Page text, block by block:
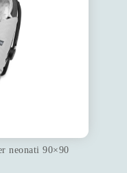
neonati 90×90